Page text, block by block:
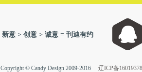
新意 > 创意 > 诚意 = 刊迪有约
Copyright © Candy Design 2009-2016 辽ICP备